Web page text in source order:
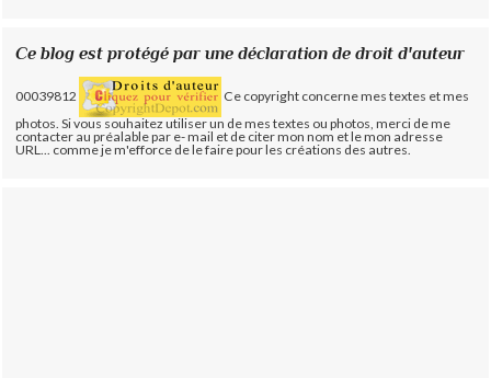
Ce blog est protégé par une déclaration de droit d'auteur
00039812
Ce copyright concerne mes textes et mes
photos. Si vous souhaitez utiliser un de mes textes ou photos, merci de me
contacter au préalable par e- mail et de citer mon nom et le mon adresse
URL... comme je m'efforce de le faire pour les créations des autres.